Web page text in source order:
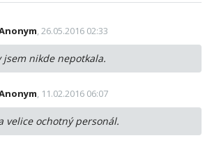
, 26.05.2016 02:33
jsem nikde nepotkala.
, 11.02.2016 06:07
velice ochotný personál.